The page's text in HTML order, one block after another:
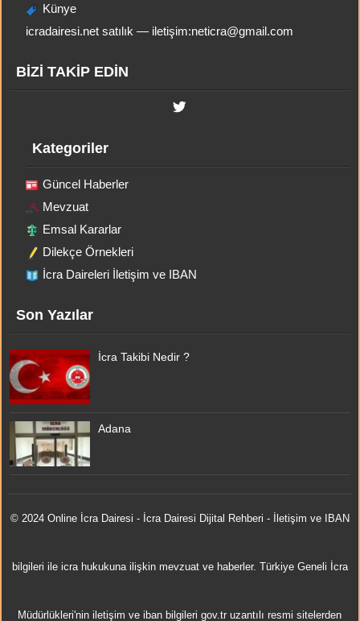
Künye
icradairesi.net satılık — iletişim:neticra@gmail.com
BİZİ TAKİP EDİN
Kategoriler
Güncel Haberler
Mevzuat
Emsal Kararlar
Dilekçe Örnekleri
İcra Daireleri İletişim ve IBAN
Son Yazılar
İcra Takibi Nedir ?
Adana
© 2024 Online İcra Dairesi - İcra Dairesi Dijital Rehberi - İletişim ve IBAN
bilgileri ile icra hukukuna ilişkin mevzuat ve haberler. Türkiye Geneli İcra
Müdürlükleri'nin iletişim ve iban bilgileri gov.tr uzantılı resmi sitelerden